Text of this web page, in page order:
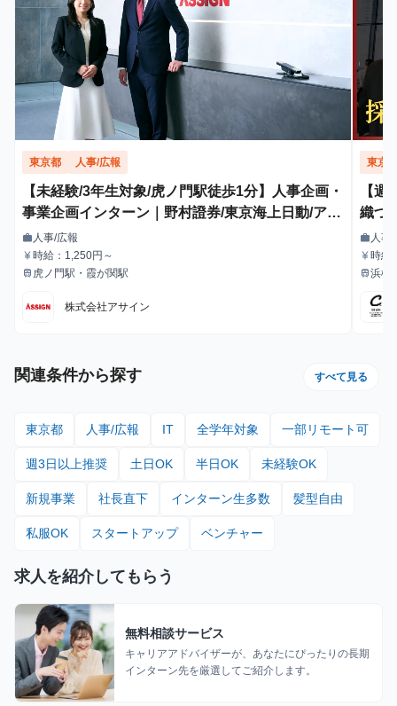
東京都 人事/広報
【未経験/3年生対象/虎ノ門駅徒歩1分】人事企画・
事業企画インターン｜野村證券/東京海上日動/アク
センチュア出身社員の直下！ 【服装自由・髪型自
由・ネイルOK】
職種
work 人事/広報
給与
currency_yen時給：1,250円～
最寄駅
train 虎ノ門駅・霞が関駅
株式会社アサイン
東京
【
織づ
用”
職種
work 人事
給与
currency_yen時給
り決
最寄駅
train浜松
関連条件から探す すべて見る
東京都 人事/広報 IT 全学年対象 一部リモート可
週3日以上推奨 土日OK 半日OK 未経験OK
新規事業 社長直下 インターン生多数 髪型自由
私服OK スタートアップ ベンチャー
求人を紹介してもらう
無料相談サービス
キャリアアドバイザーが、あなたにぴったりの長期
インターン先を厳選してご紹介します。